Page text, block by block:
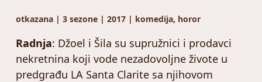
otkazana | 3 sezone | 2017 | komedija, horor
Radnja: Džoel i Šila su supružnici i prodavci
nekretnina koji vode nezadovoljne živote u
predgrađu LA Santa Clarite sa njihovom